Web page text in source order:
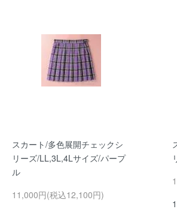
スカート/多色展開チェックシ
リーズ/LL,3L,4Lサイズ/パープ
ル
11,000円(税込12,100円)